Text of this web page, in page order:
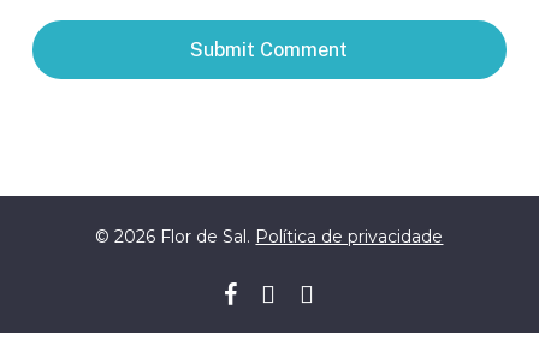
© 2026 Flor de Sal. Política de privacidade
facebook
youtubewhatsapp